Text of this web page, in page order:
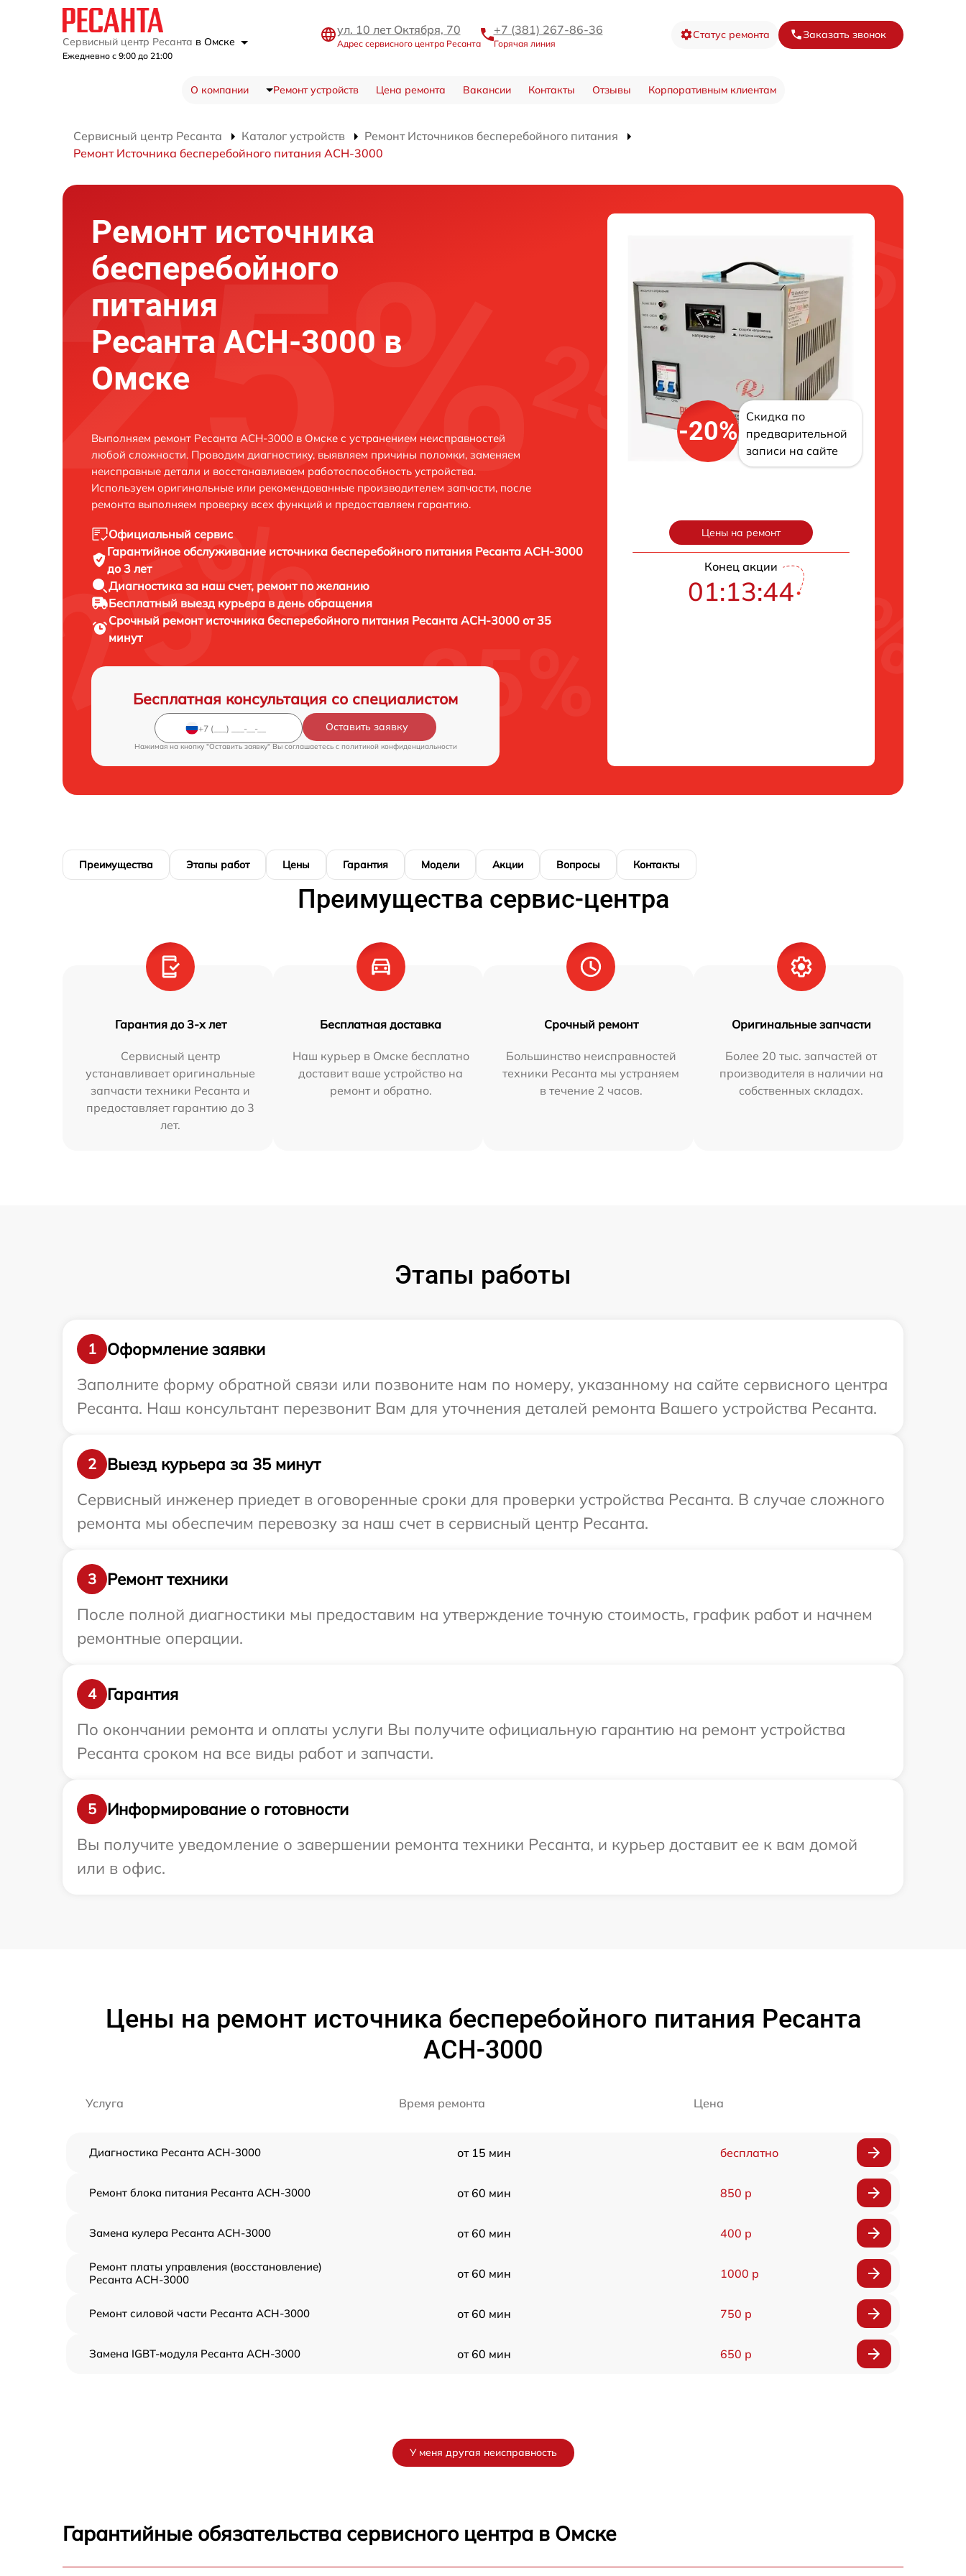
Сервисный центр Ресанта в Омске
Ежедневно с 9:00 до 21:00
ул. 10 лет Октября, 70
Адрес сервисного центра Ресанта
+7 (381) 267-86-36
Горячая линия
Статус ремонта Заказать звонок
О компании Ремонт устройств Цена ремонта Вакансии Контакты Отзывы Корпоративным клиентам
Сервисный центр Ресанта Каталог устройств
Ремонт Источников бесперебойного питания
Ремонт Источника бесперебойного питания АСН-3000
Ремонт источника
бесперебойного
питания
Ресанта АСН-3000 в
Омске
Выполняем ремонт Ресанта АСН-3000 в Омске с устранением неисправностей
любой сложности. Проводим диагностику, выявляем причины поломки, заменяем
неисправные детали и восстанавливаем работоспособность устройства.
Используем оригинальные или рекомендованные производителем запчасти, после
ремонта выполняем проверку всех функций и предоставляем гарантию.
Официальный сервис
Гарантийное обслуживание источника бесперебойного питания Ресанта АСН-3000
до 3 лет
Диагностика за наш счет, ремонт по желанию
Бесплатный выезд курьера в день обращения
Срочный ремонт источника бесперебойного питания Ресанта АСН-3000 от 35
минут
Бесплатная консультация со специалистом
Оставить заявку
Нажимая на кнопку "Оставить заявку" Вы соглашаетесь c политикой конфиденциальности
-20%
Скидка по
предварительной
записи на сайте
Цены на ремонт
Конец акции
01:13:43
Преимущества Этапы работ Цены Гарантия Модели Акции Вопросы Контакты
Преимущества сервис-центра
Гарантия до 3-х лет
Сервисный центр
устанавливает оригинальные
запчасти техники Ресанта и
предоставляет гарантию до 3
лет.
Бесплатная доставка
Наш курьер в Омске бесплатно
доставит ваше устройство на
ремонт и обратно.
Срочный ремонт
Большинство неисправностей
техники Ресанта мы устраняем
в течение 2 часов.
Оригинальные запчасти
Более 20 тыс. запчастей от
производителя в наличии на
собственных складах.
Этапы работы
1
Оформление заявки
Заполните форму обратной связи или позвоните нам по номеру, указанному на сайте сервисного центра
Ресанта. Наш консультант перезвонит Вам для уточнения деталей ремонта Вашего устройства Ресанта.
2
Выезд курьера за 35 минут
Сервисный инженер приедет в оговоренные сроки для проверки устройства Ресанта. В случае сложного
ремонта мы обеспечим перевозку за наш счет в сервисный центр Ресанта.
3
Ремонт техники
После полной диагностики мы предоставим на утверждение точную стоимость, график работ и начнем
ремонтные операции.
4
Гарантия
По окончании ремонта и оплаты услуги Вы получите официальную гарантию на ремонт устройства
Ресанта сроком на все виды работ и запчасти.
5
Информирование о готовности
Вы получите уведомление о завершении ремонта техники Ресанта, и курьер доставит ее к вам домой
или в офис.
Цены на ремонт источника бесперебойного питания Ресанта
АСН-3000
Услуга Время ремонта Цена
Диагностика Ресанта АСН-3000 от 15 мин бесплатно
Ремонт блока питания Ресанта АСН-3000 от 60 мин 850 р
Замена кулера Ресанта АСН-3000 от 60 мин 400 р
Ремонт платы управления (восстановление)
Ресанта АСН-3000
от 60 мин 1000 р
Ремонт силовой части Ресанта АСН-3000 от 60 мин 750 р
Замена IGBT-модуля Ресанта АСН-3000 от 60 мин 650 р
У меня другая неисправность
Гарантийные обязательства сервисного центра в Омске